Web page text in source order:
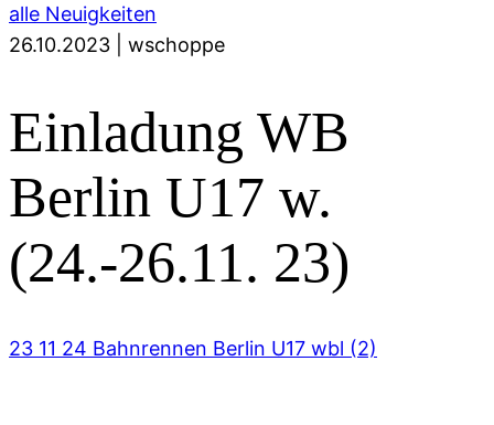
alle Neuigkeiten
26.10.2023
wschoppe
Einladung WB
Berlin U17 w.
(24.-26.11. 23)
23 11 24 Bahnrennen Berlin U17 wbl (2)